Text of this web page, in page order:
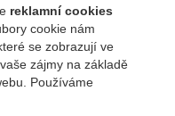
reklamní cookies
cookie nám
se zobrazují ve
zájmy na základě
Používáme